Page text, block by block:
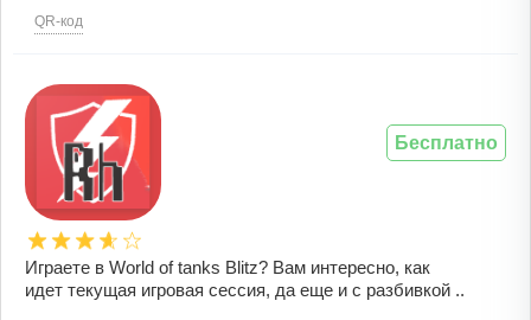
QR-код
Играете в World of tanks Blitz? Вам интересно, как
идет текущая игровая сессия, да еще и с разбивкой ..
Бесплатно